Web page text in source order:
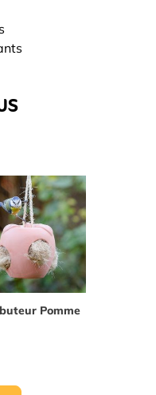
Pomme